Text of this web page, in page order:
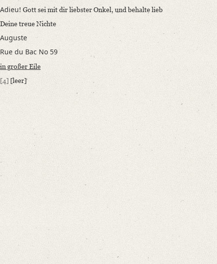
Adieu! Gott sei mit dir liebster Onkel, und behalte lieb
Deine treue Nichte
Auguste
Rue du Bac No 59
in großer Eile
[4] [leer]